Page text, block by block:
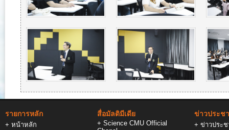
รายการหลัก
+ หน้าหลัก
สื่อมัลติมีเดีย
+ Science CMU Official
ข่าวประช
+ ข่าวประ